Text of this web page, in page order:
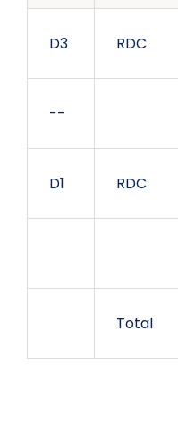
D3 RDC
--
D1 RDC
Total